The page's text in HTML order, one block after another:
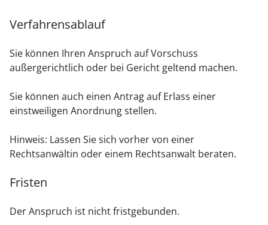
Verfahrensablauf
Sie können Ihren Anspruch auf Vorschuss
außergerichtlich oder bei Gericht geltend machen.
Sie können auch einen Antrag auf Erlass einer
einstweiligen Anordnung stellen.
Hinweis: Lassen Sie sich vorher von einer
Rechtsanwältin oder einem Rechtsanwalt beraten.
Fristen
Der Anspruch ist nicht fristgebunden.